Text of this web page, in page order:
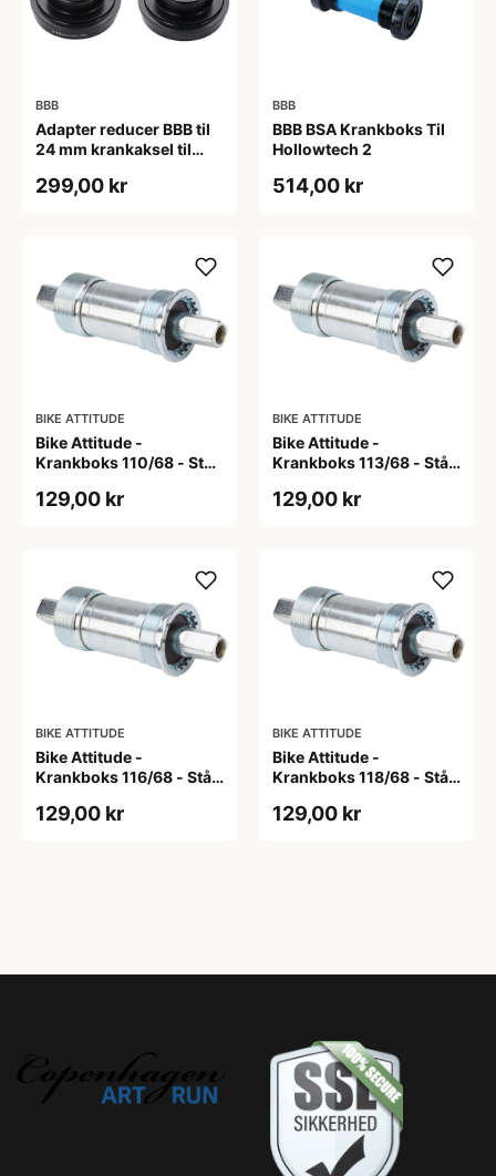
BBB
Adapter reducer BBB til
24 mm krankaksel til
299,00 kr
BBB
BBB BSA Krankboks Til
Hollowtech 2
514,00 kr
BIKE ATTITUDE
Bike Attitude -
Krankboks 110/68 - Stål
129,00 kr
BIKE ATTITUDE
Bike Attitude -
Krankboks 113/68 - Stål
129,00 kr
BIKE ATTITUDE
Bike Attitude -
Krankboks 116/68 - Stål
129,00 kr
BIKE ATTITUDE
Bike Attitude -
Krankboks 118/68 - Stål
129,00 kr